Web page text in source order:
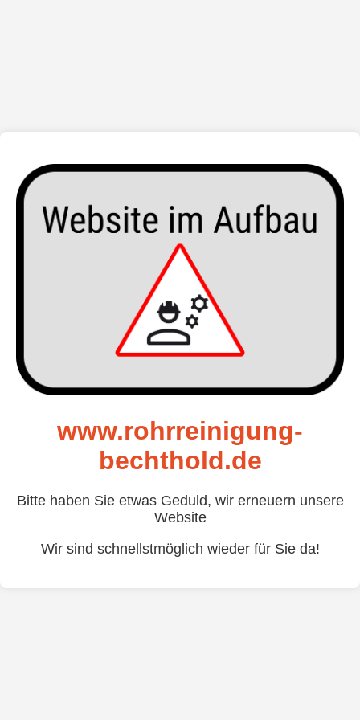
www.rohrreinigung-
bechthold.de
Bitte haben Sie etwas Geduld, wir erneuern unsere
Website
Wir sind schnellstmöglich wieder für Sie da!